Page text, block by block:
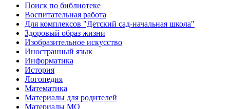
Поиск по библиотеке
Воспитательная работа
Для комплексов "Детский сад-начальная школа"
Здоровый образ жизни
Изобразительное искусство
Иностранный язык
Информатика
История
Логопедия
Математика
Материалы для родителей
Материалы МО